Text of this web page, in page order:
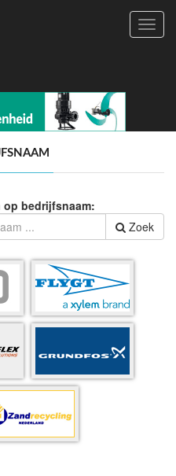
op bedrijfsnaam:
Zoek